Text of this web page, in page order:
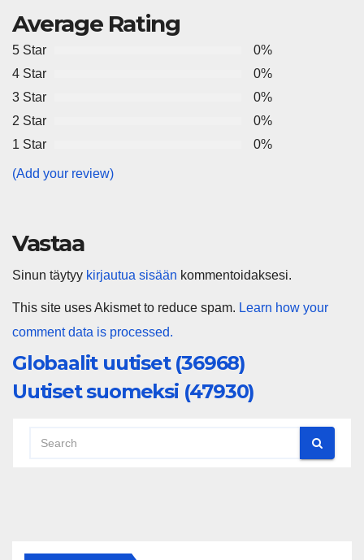
Average Rating
5 Star
0%
4 Star
0%
3 Star
0%
2 Star
0%
1 Star
0%
(Add your review)
Vastaa
Sinun täytyy kirjautua sisään kommentoidaksesi.
This site uses Akismet to reduce spam. Learn how your
comment data is processed.
Globaalit uutiset (36968)
Uutiset suomeksi (47930)